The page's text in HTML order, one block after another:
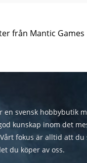
från Mantic Games
en svensk hobbybutik
kunskap inom det
fokus är alltid att du
du köper av oss.